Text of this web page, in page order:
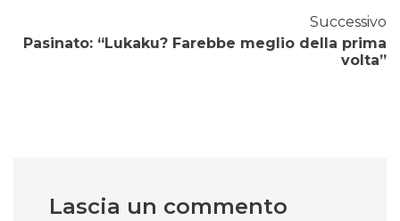
Successivo
Pasinato: “Lukaku? Farebbe meglio della prima
volta”
Lascia un commento